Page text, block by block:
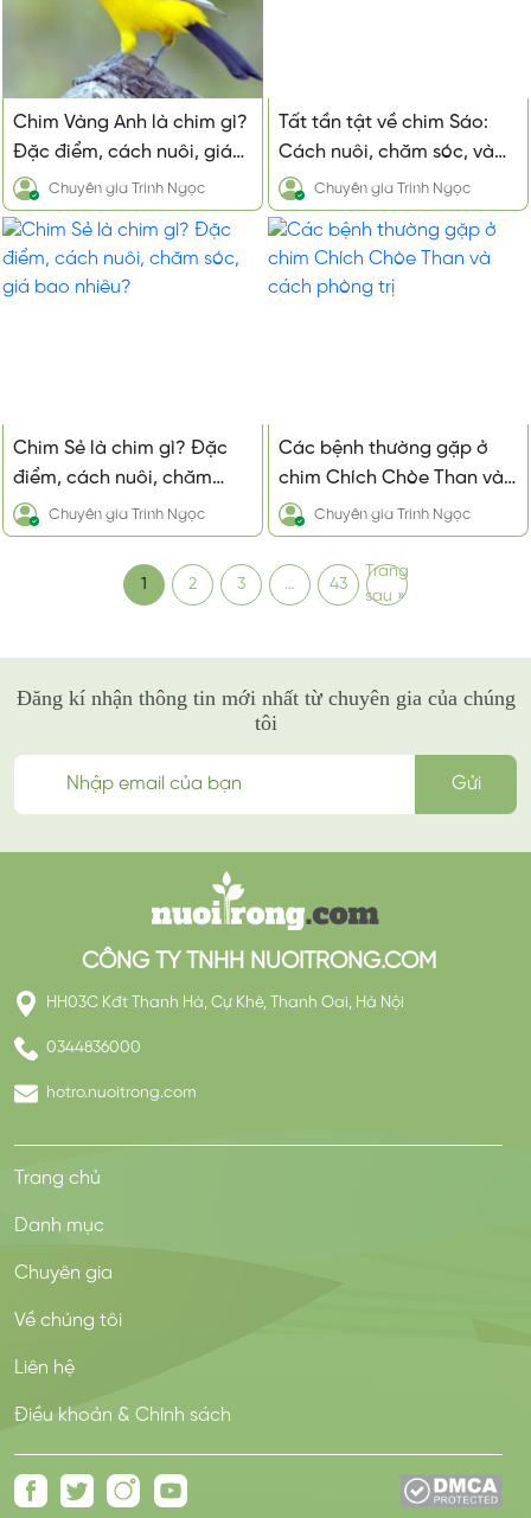
Chim Vàng Anh là chim gì?
Đặc điểm, cách nuôi, giá
cả, mua ở đâu
Chuyên gia Trinh Ngọc
Tất tần tật về chim Sáo:
Cách nuôi, chăm sóc, và
giá cảChuyên gia Trinh Ngọc
Chim Sẻ là chim gì? Đặc
điểm, cách nuôi, chăm
sóc, giá bao nhiêu?
Chuyên gia Trinh Ngọc
Các bệnh thường gặp ở
chim Chích Chòe Than và
cách phòng trị
Chuyên gia Trinh Ngọc
1 2 3 … 43
Trang
sau »
Đăng kí nhận thông tin mới nhất từ chuyên gia của chúng
tôi
CÔNG TY TNHH NUOITRONG.COM
HH03C Kđt Thanh Hà, Cự Khê, Thanh Oai, Hà Nội
0344836000
hotro.nuoitrong.com
Trang chủ
Danh mục
Chuyên gia
Về chúng tôi
Liên hệ
Điều khoản & Chính sách